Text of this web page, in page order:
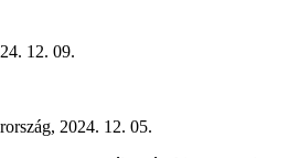
12. 09.
, 2024. 12. 05.